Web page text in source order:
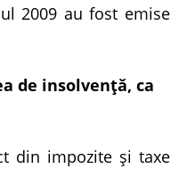
2009 au fost emise
de insolvenţă, ca
din impozite şi taxe